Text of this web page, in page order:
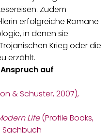
Zudem
erfolgreiche Romane
in denen sie
Krieg oder die
erzählt.
auf
& Schuster, 2007),
Life(Profile Books,
Sachbuch